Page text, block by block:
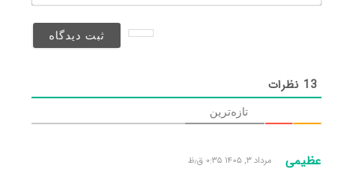
(منتشر
13 نظرات
تازه‌ترین
عظیمی مرداد ۳, ۱۴۰۵ ۰:۳۵ ق٫ظ